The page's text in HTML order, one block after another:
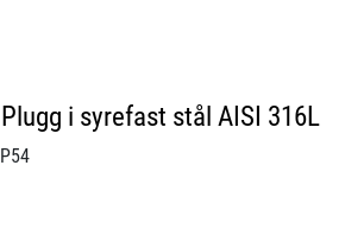
Plugg i syrefast stål AISI 316L